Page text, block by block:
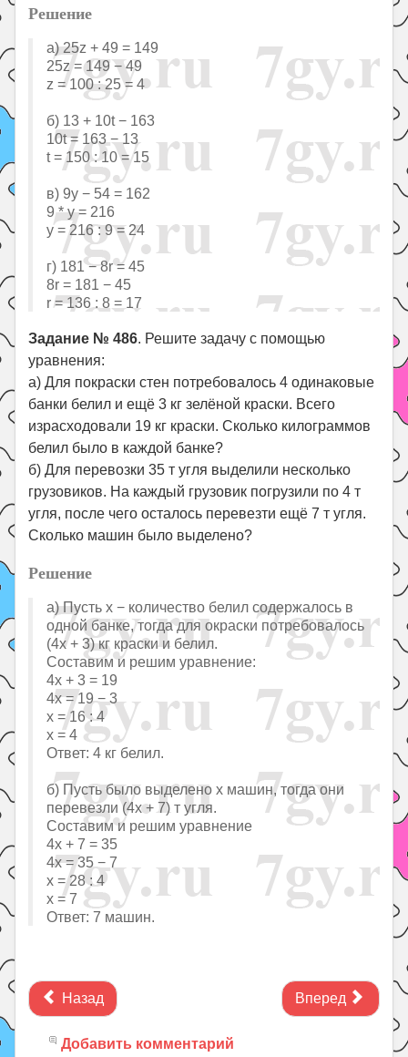
Решение
a) 25z + 49 = 149
25z = 149 − 49
z = 100 : 25 = 4
б) 13 + 10t − 163
10t = 163 − 13
t = 150 : 10 = 15
в) 9y − 54 = 162
9 * у = 216
y = 216 : 9 = 24
г) 181 − 8r = 45
8r = 181 − 45
r = 136 : 8 = 17
Задание № 486. Решите задачу с помощью
уравнения:
а) Для покраски стен потребовалось 4 одинаковые
банки белил и ещё 3 кг зелёной краски. Всего
израсходовали 19 кг краски. Сколько килограммов
белил было в каждой банке?
б) Для перевозки 35 т угля выделили несколько
грузовиков. На каждый грузовик погрузили по 4 т
угля, после чего осталось перевезти ещё 7 т угля.
Сколько машин было выделено?
Решение
а) Пусть х − количество белил содержалось в
одной банке, тогда для окраски потребовалось
(4x + 3) кг краски и белил.
Составим и решим уравнение:
4х + 3 = 19
4х = 19 − 3
х = 16 : 4
х = 4
Ответ: 4 кг белил.
б) Пусть было выделено х машин, тогда они
перевезли (4х + 7) т угля.
Составим и решим уравнение
4х + 7 = 35
4х = 35 − 7
х = 28 : 4
х = 7
Ответ: 7 машин.
Назад Вперед
Добавить комментарий